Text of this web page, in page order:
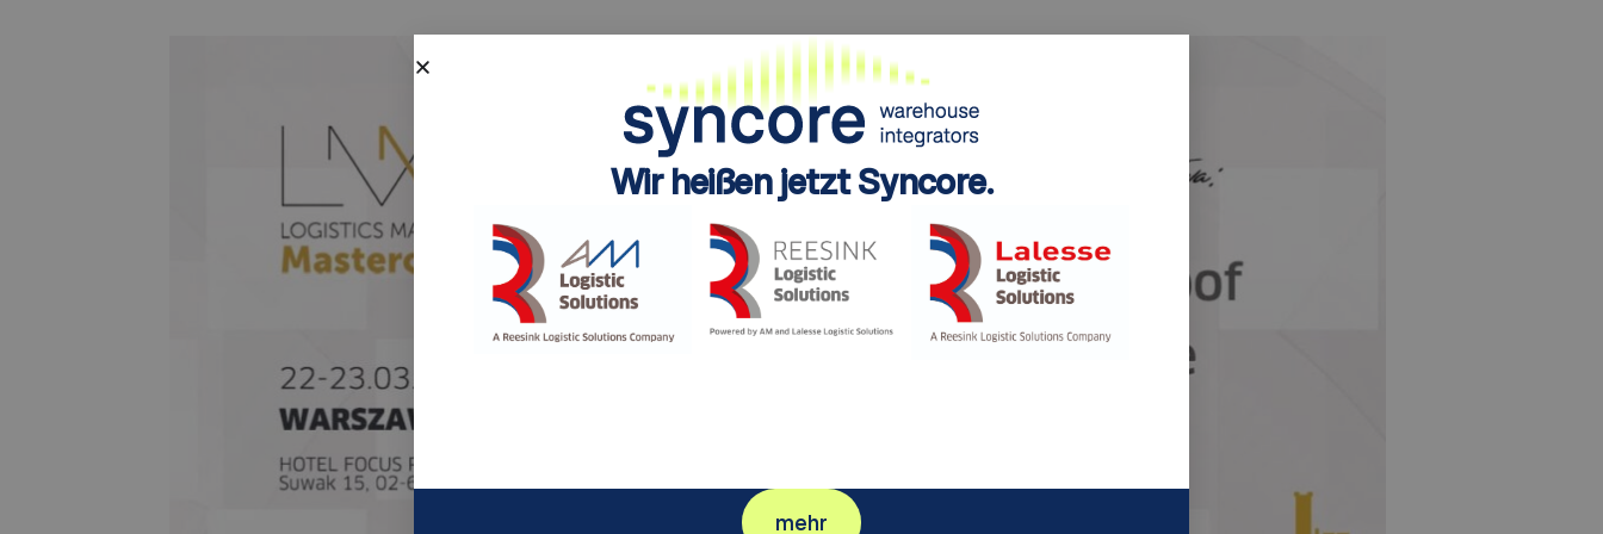
Wir heißen jetzt Syncore.
mehr